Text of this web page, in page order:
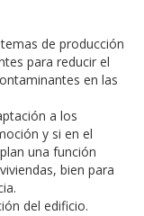
de producción
para reducir el
en las
a los
y si en el
una función
bien para
del edificio.